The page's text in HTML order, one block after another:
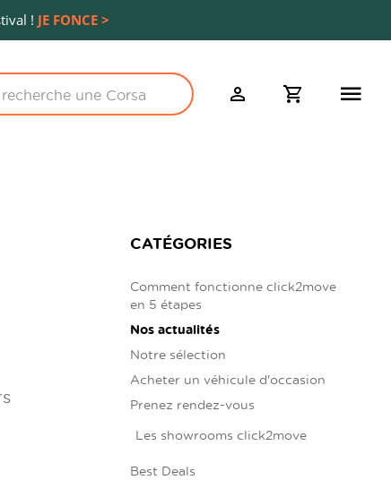
! JE FONCE >
CATÉGORIES
Comment fonctionne click2move
en 5 étapes
Nos actualités
Notre sélection
Acheter un véhicule d'occasion
Prenez rendez-vous
Les showrooms click2move
Best Deals